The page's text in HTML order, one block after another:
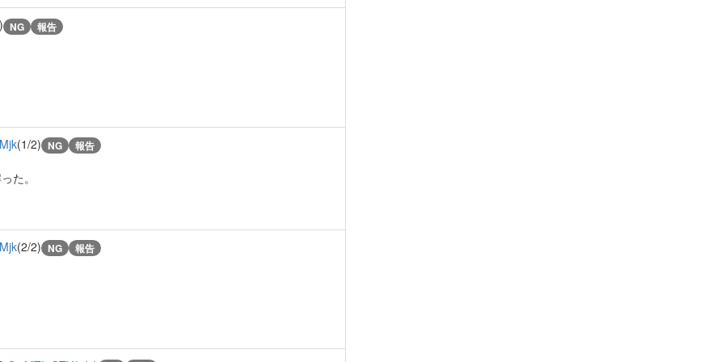
NG 報告
(1/2) NG 報告
た。
(2/2) NG 報告